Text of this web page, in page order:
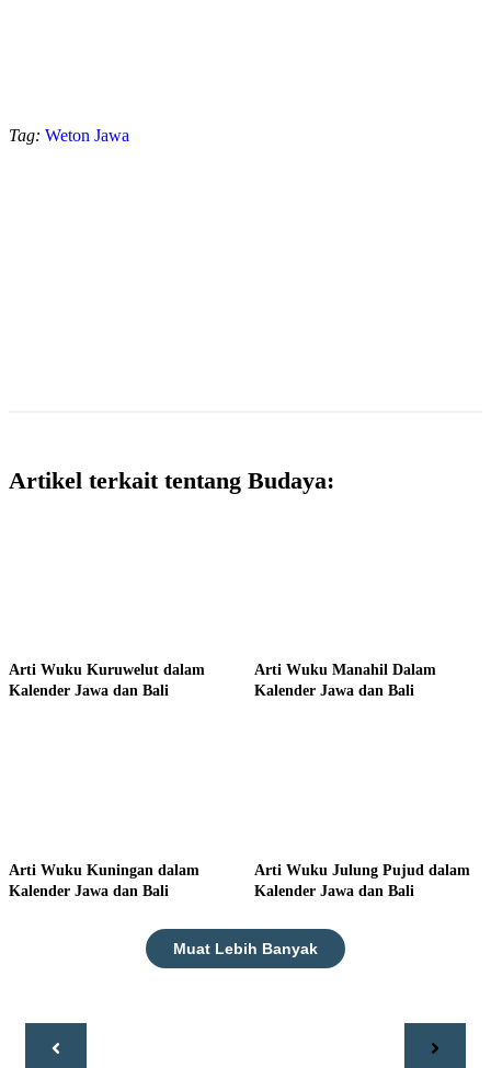
Tag: Weton Jawa
Artikel terkait tentang Budaya:
Arti Wuku Kuruwelut dalam
Kalender Jawa dan Bali
Arti Wuku Manahil Dalam
Kalender Jawa dan Bali
Arti Wuku Kuningan dalam
Kalender Jawa dan Bali
Arti Wuku Julung Pujud dalam
Kalender Jawa dan Bali
Muat Lebih Banyak